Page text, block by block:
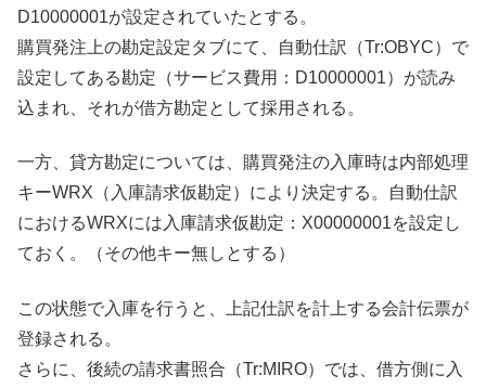
D10000001が設定されていたとする。
購買発注上の勘定設定タブにて、自動仕訳（Tr:OBYC）で
設定してある勘定（サービス費用：D10000001）が読み
込まれ、それが借方勘定として採用される。
一方、貸方勘定については、購買発注の入庫時は内部処理
キーWRX（入庫請求仮勘定）により決定する。自動仕訳
におけるWRXには入庫請求仮勘定：X00000001を設定し
ておく。（その他キー無しとする）
この状態で入庫を行うと、上記仕訳を計上する会計伝票が
登録される。
さらに、後続の請求書照合（Tr:MIRO）では、借方側に入